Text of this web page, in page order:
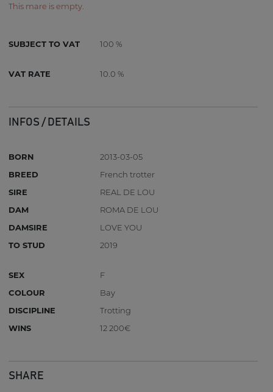
This mare is empty.
SUBJECT TO VAT 100 %
VAT RATE 10.0 %
INFOS / DETAILS
BORN
2013-03-05
BREED
French trotter
SIRE
REAL DE LOU
DAM
ROMA DE LOU
DAMSIRE
LOVE YOU
TO STUD
2019
SEX
F
COLOUR
Bay
DISCIPLINE
Trotting
WINS
12 200€
SHARE